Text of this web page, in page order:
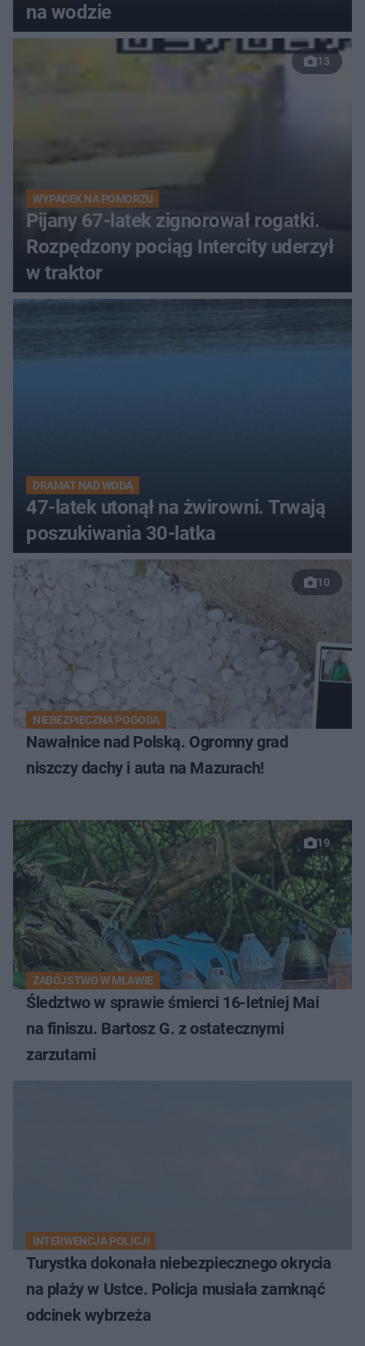
na wodzie
13
WYPADEK NA POMORZU
Pijany 67-latek zignorował rogatki.
Rozpędzony pociąg Intercity uderzył
w traktor
DRAMAT NAD WODĄ
47-latek utonął na żwirowni. Trwają
poszukiwania 30-latka
10
NIEBEZPIECZNA POGODA
Nawałnice nad Polską. Ogromny grad
niszczy dachy i auta na Mazurach!
19
ZABÓJSTWO W MŁAWIE
Śledztwo w sprawie śmierci 16-letniej Mai
na finiszu. Bartosz G. z ostatecznymi
zarzutami
INTERWENCJA POLICJI
Turystka dokonała niebezpiecznego okrycia
na plaży w Ustce. Policja musiała zamknąć
odcinek wybrzeża